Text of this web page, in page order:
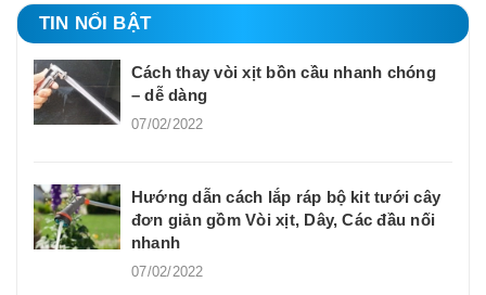
TIN NỔI BẬT
Cách thay vòi xịt bồn cầu nhanh chóng
– dễ dàng
07/02/2022
Hướng dẫn cách lắp ráp bộ kit tưới cây
đơn giản gồm Vòi xịt, Dây, Các đầu nối
nhanh
07/02/2022